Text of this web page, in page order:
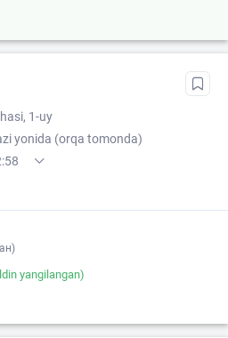
1-uy
yonida (orqa tomonda)
yangilangan)